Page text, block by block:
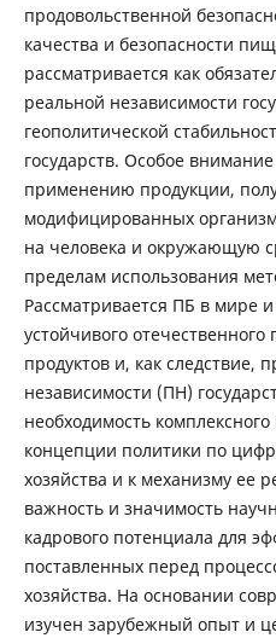
продовольственной
качества и безопасности
рассматривается как
реальной независимости
геополитической
государств. Особое
применению продукции,
модифицированных
на человека и окружающую
пределам использования
Рассматривается ПБ в мире
устойчивого
продуктов и, как следствие,
независимости (ПН)
необходимость
концепции политики по
хозяйства и к механизму ее
важность и значимость
кадрового потенциала для
поставленных перед
хозяйства. На основании
изучен зарубежный опыт и